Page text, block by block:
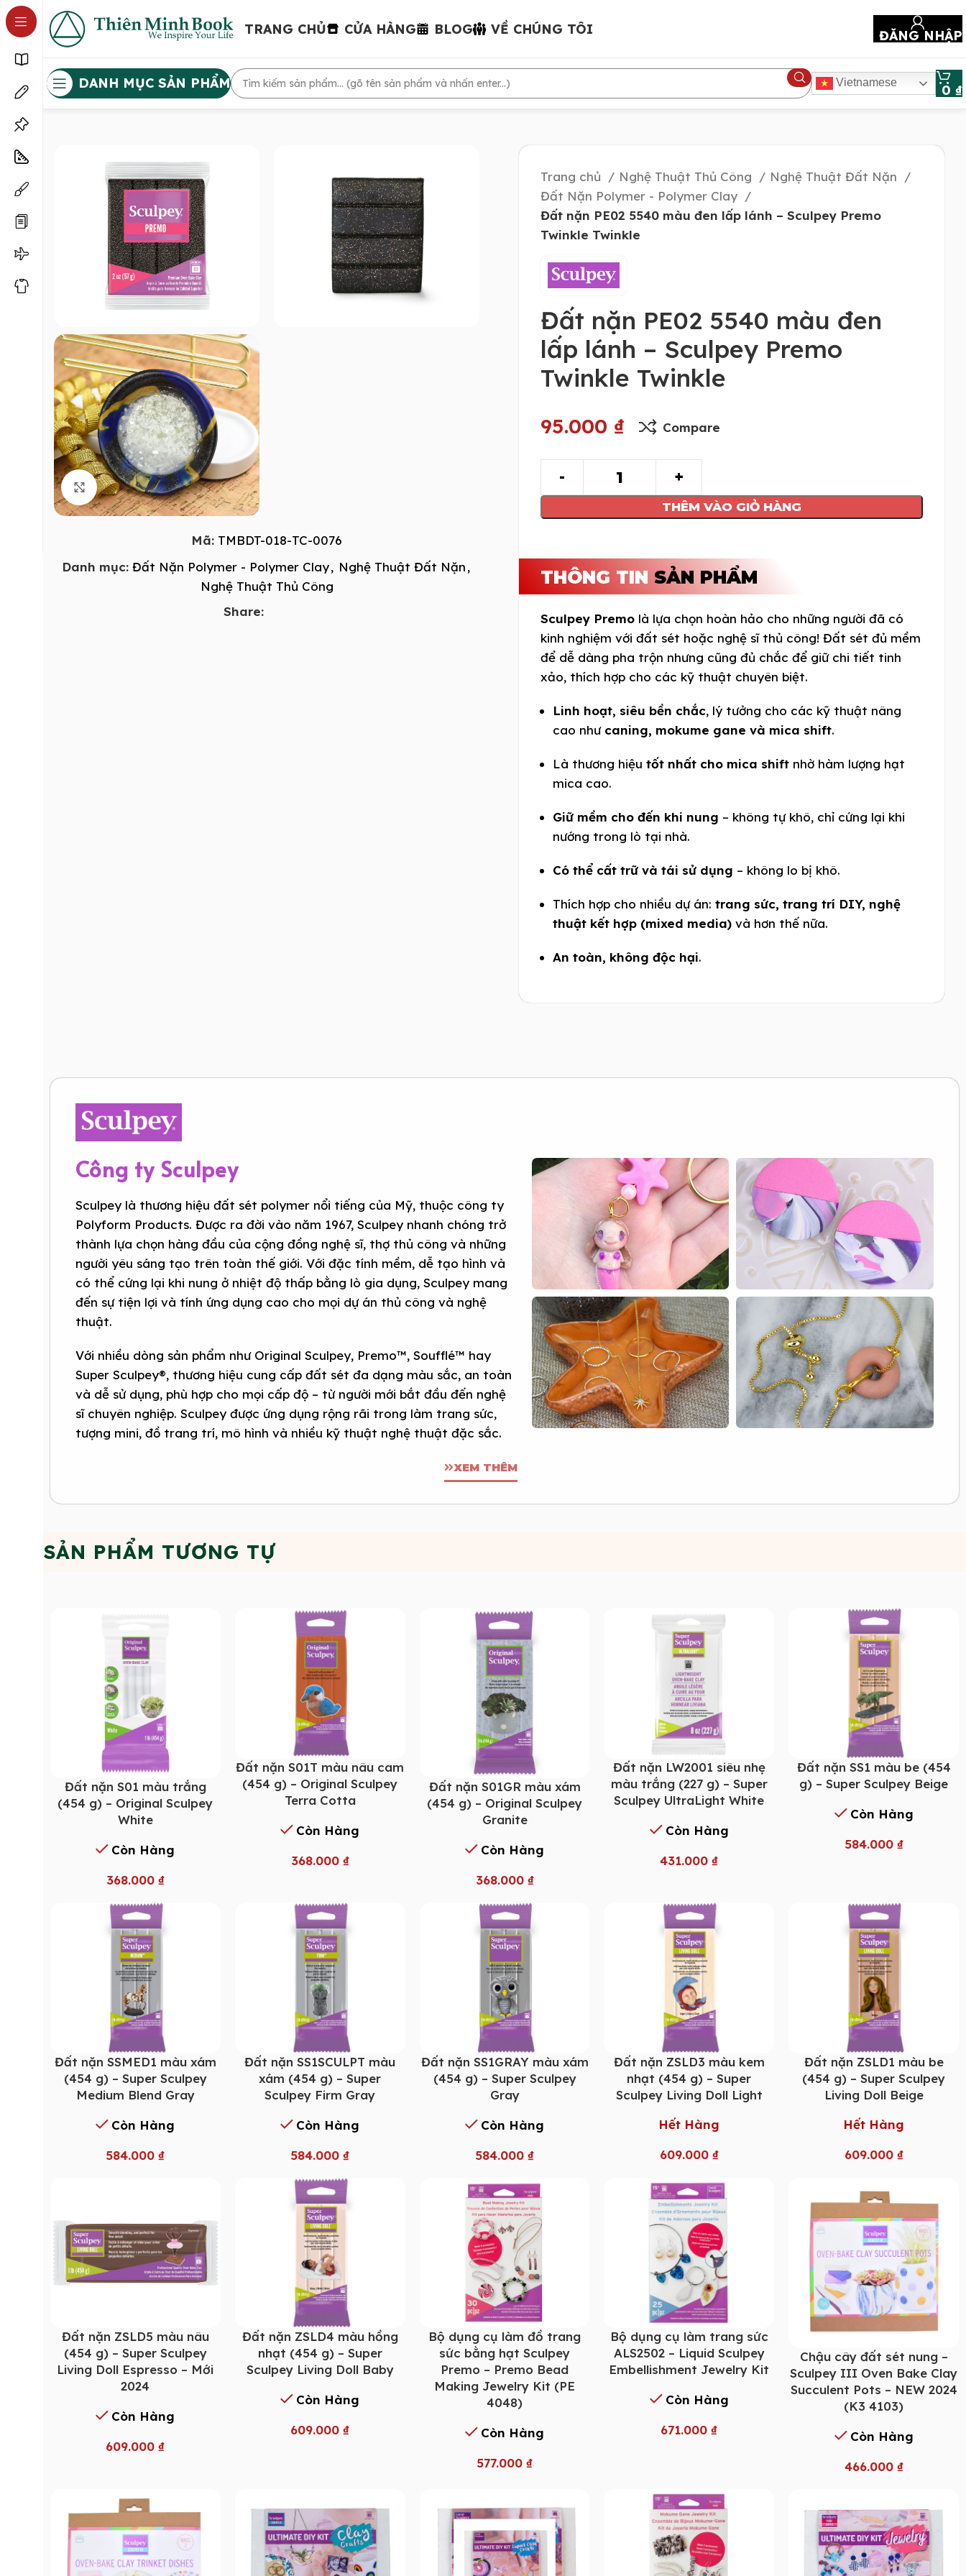
TRANG CHỦ CỬA HÀNG BLOG VỀ CHÚNG TÔI ĐĂNG NHẬP
DANH MỤC SẢN PHẨM Vietnamese 0 ₫
Click to enlarge
Mã: TMBDT-018-TC-0076
Danh mục: Đất Nặn Polymer - Polymer Clay, Nghệ Thuật Đất Nặn,
Nghệ Thuật Thủ Công
Share:
Trang chủ Nghệ Thuật Thủ Công
Nghệ Thuật Đất Nặn
Đất Nặn Polymer - Polymer Clay
Đất nặn PE02 5540 màu đen lấp lánh – Sculpey Premo
Twinkle Twinkle
Đất nặn PE02 5540 màu đen
lấp lánh – Sculpey Premo
Twinkle Twinkle
95.000 ₫ Compare
THÊM VÀO GIỎ HÀNG
THÔNG TIN SẢN PHẨM
Sculpey Premo là lựa chọn hoàn hảo cho những người đã có
kinh nghiệm với đất sét hoặc nghệ sĩ thủ công! Đất sét đủ mềm
để dễ dàng pha trộn nhưng cũng đủ chắc để giữ chi tiết tinh
xảo, thích hợp cho các kỹ thuật chuyên biệt.
Linh hoạt, siêu bền chắc, lý tưởng cho các kỹ thuật nâng
cao như caning, mokume gane và mica shift.
Là thương hiệu tốt nhất cho mica shift nhờ hàm lượng hạt
mica cao.
Giữ mềm cho đến khi nung – không tự khô, chỉ cứng lại khi
nướng trong lò tại nhà.
Có thể cất trữ và tái sử dụng – không lo bị khô.
Thích hợp cho nhiều dự án: trang sức, trang trí DIY, nghệ
thuật kết hợp (mixed media) và hơn thế nữa.
An toàn, không độc hại.
Công ty Sculpey
Sculpey là thương hiệu đất sét polymer nổi tiếng của Mỹ, thuộc công ty
Polyform Products. Được ra đời vào năm 1967, Sculpey nhanh chóng trở
thành lựa chọn hàng đầu của cộng đồng nghệ sĩ, thợ thủ công và những
người yêu sáng tạo trên toàn thế giới. Với đặc tính mềm, dễ tạo hình và
có thể cứng lại khi nung ở nhiệt độ thấp bằng lò gia dụng, Sculpey mang
đến sự tiện lợi và tính ứng dụng cao cho mọi dự án thủ công và nghệ
thuật.
Với nhiều dòng sản phẩm như Original Sculpey, Premo™, Soufflé™ hay
Super Sculpey®, thương hiệu cung cấp đất sét đa dạng màu sắc, an toàn
và dễ sử dụng, phù hợp cho mọi cấp độ – từ người mới bắt đầu đến nghệ
sĩ chuyên nghiệp. Sculpey được ứng dụng rộng rãi trong làm trang sức,
tượng mini, đồ trang trí, mô hình và nhiều kỹ thuật nghệ thuật đặc sắc.
XEM THÊM
SẢN PHẨM TƯƠNG TỰ
Đất nặn S01 màu trắng
(454 g) – Original Sculpey
White
Còn Hàng
368.000 ₫
Đất nặn S01T màu nâu cam
(454 g) – Original Sculpey
Terra Cotta
Còn Hàng
368.000 ₫
Đất nặn S01GR màu xám
(454 g) – Original Sculpey
Granite
Còn Hàng
368.000 ₫
Đất nặn LW2001 siêu nhẹ
màu trắng (227 g) – Super
Sculpey UltraLight White
Còn Hàng
431.000₫
Đất nặn SS1 màu be (454
g) – Super Sculpey Beige
Còn Hàng
584.000 ₫
Đất nặn SSMED1 màu xám
(454 g) – Super Sculpey
Medium Blend Gray
Còn Hàng
584.000₫
Đất nặn SS1SCULPT màu
xám (454 g) – Super
Sculpey Firm Gray
Còn Hàng
584.000₫
Đất nặn SS1GRAY màu xám
(454 g) – Super Sculpey
Gray
Còn Hàng
584.000 ₫
Đất nặn ZSLD3 màu kem
nhạt (454 g) – Super
Sculpey Living Doll Light
Hết Hàng
609.000 ₫
Đất nặn ZSLD1 màu be
(454 g) – Super Sculpey
Living Doll Beige
Hết Hàng
609.000 ₫
Đất nặn ZSLD5 màu nâu
(454 g) – Super Sculpey
Living Doll Espresso – Mới
2024
Còn Hàng
609.000₫
Đất nặn ZSLD4 màu hồng
nhạt (454 g) – Super
Sculpey Living Doll Baby
Còn Hàng
609.000₫
Bộ dụng cụ làm đồ trang
sức bằng hạt Sculpey
Premo – Premo Bead
Making Jewelry Kit (PE
4048)
Còn Hàng
577.000 ₫
Bộ dụng cụ làm trang sức
ALS2502 – Liquid Sculpey
Embellishment Jewelry Kit
Còn Hàng
671.000₫
Chậu cây đất sét nung –
Sculpey III Oven Bake Clay
Succulent Pots – NEW 2024
(K3 4103)
Còn Hàng
466.000 ₫